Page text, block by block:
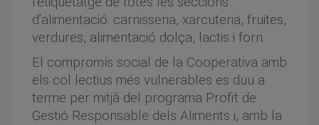
d’alimentació: carnisseria, xarcuteria, fruites,
verdures, alimentació dolça, lactis i forn.
El compromís social de la Cooperativa amb
els col·lectius més vulnerables es duu a
terme per mitjà del programa Profit de
Gestió Responsable dels Aliments i, amb la